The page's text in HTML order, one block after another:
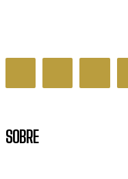
SOBRE